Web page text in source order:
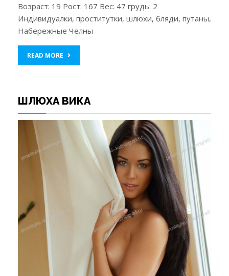
Возраст: 19 Рост: 167 Вес: 47 грудь: 2
Индивидуалки, проститутки, шлюхи, бляди, путаны,
Набережные Челны
READ MORE
ШЛЮХА ВИКА